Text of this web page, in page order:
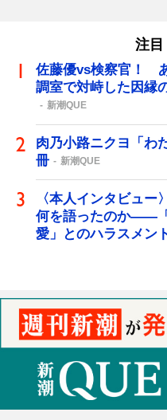
注目
佐藤優vs検察官！
調室で対峙した因縁
新潮QUE
肉乃小路ニクヨ「わ
冊
新潮QUE
〈本人インタビュ
何を語ったのか――
愛」とのハラスメン